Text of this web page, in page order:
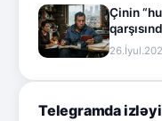
Çinin
Telegramda